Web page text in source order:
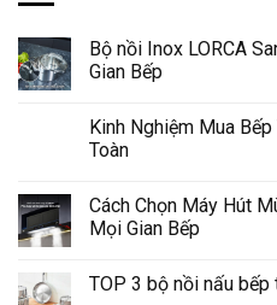
Bộ nồi Inox LORCA
Gian Bếp
Kinh Nghiệm Mua
Toàn
Cách Chọn Máy Hút
Mọi Gian Bếp
TOP 3 bộ nồi nấu